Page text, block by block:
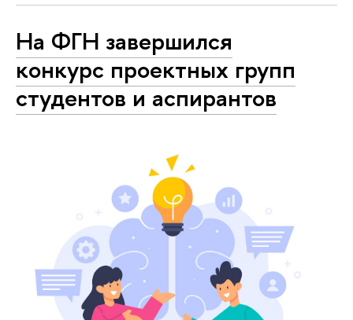
На ФГН завершился
конкурс проектных групп
студентов и аспирантов